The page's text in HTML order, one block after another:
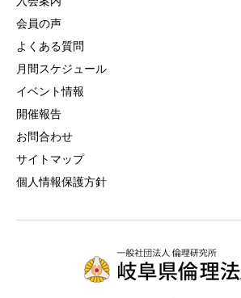
会員の声
よくある質問
月間スケジュール
イベント情報
開催報告
お問合わせ
サイトマップ
個人情報保護方針